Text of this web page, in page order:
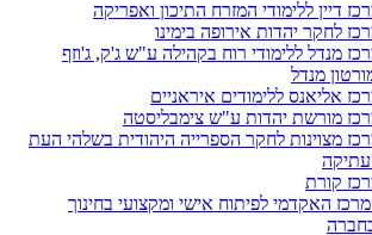
דיין ללימודי המזרח התיכון ואפריקה
לחקר יהדות אירופה בימינו
מנדל ללימודי רוח בקהילה ע"ש ג'ק, ג'וזף
מנדל
אליאנס ללימודים איראניים
מורשת יהדות ע"ש צימבליסטה
מצוינות לחקר הספרייה היהודית בשלהי העת
קורת
האקדמי לפיתוח אישי ומקצועי בחינוך